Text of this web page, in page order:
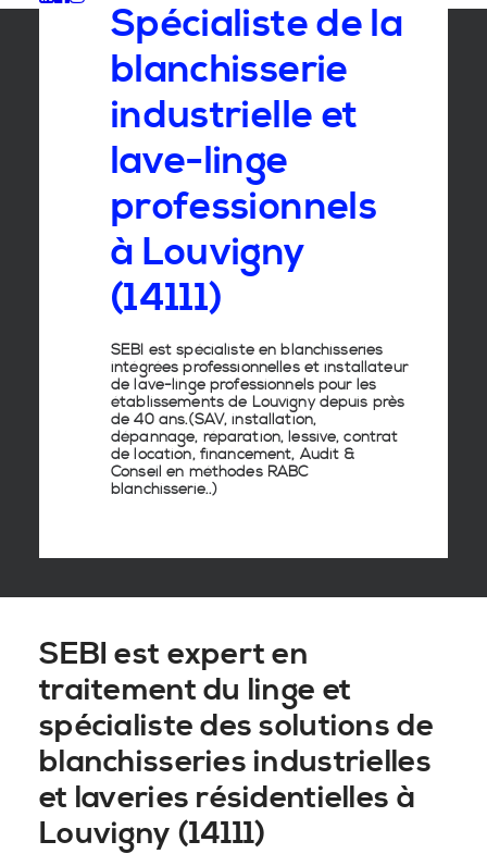
Spécialiste de la
blanchisserie
industrielle et
lave-linge
professionnels
à Louvigny
(14111)
SEBI est spécialiste en blanchisseries
intégrées professionnellesetinstallateur
de lave-lingeprofessionnels pour les
établissements de Louvignydepuis près
de 40 ans.(SAV, installation,
dépannage, réparation, lessive, contrat
de location, financement, Audit &
Conseil en méthodes RABC
blanchisserie..)
SEBI est expert en
traitement du linge et
spécialiste des solutions de
blanchisseries industrielles
et laveries résidentielles à
Louvigny (14111)